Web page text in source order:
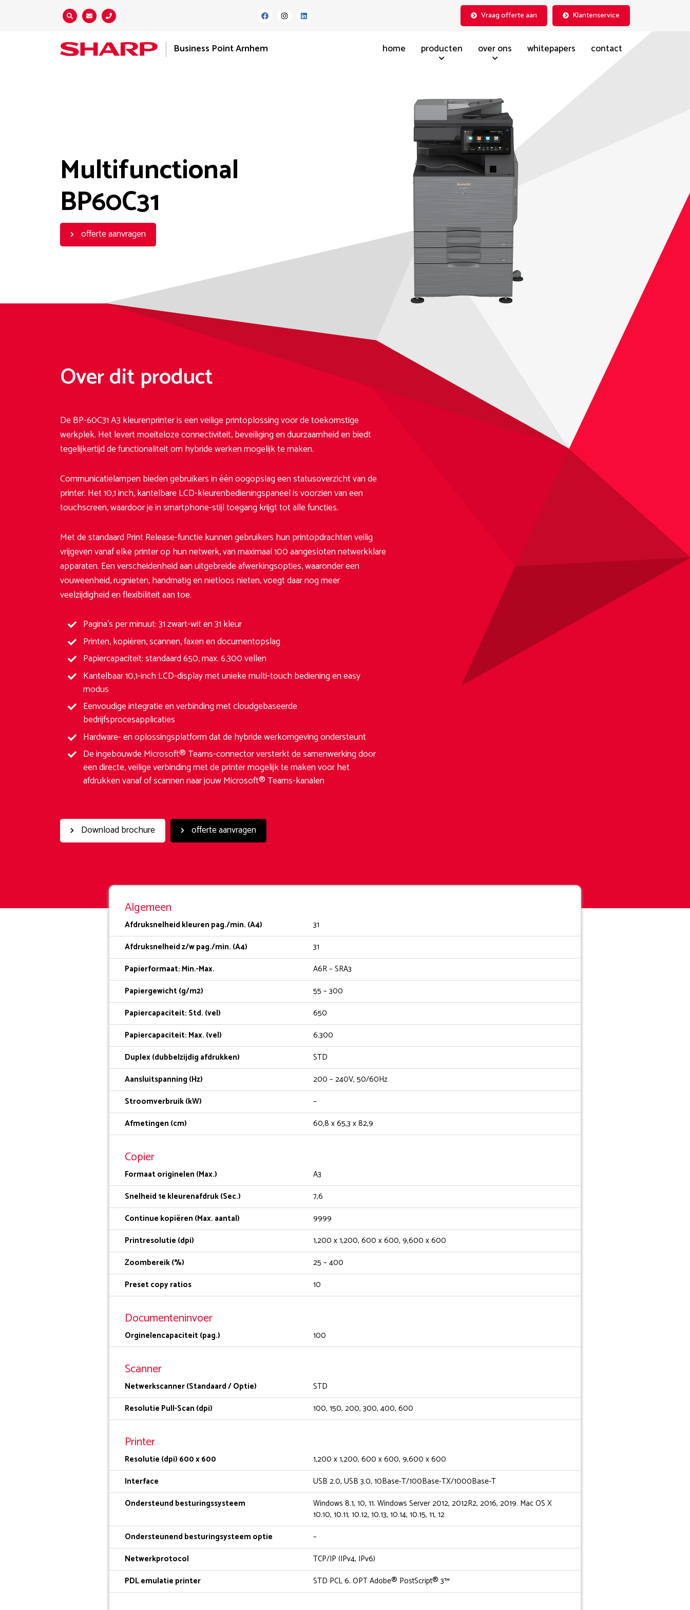
Zoeken... Vraag offerte aan Klantenservice
Business Point Arnhem home producten over ons whitepapers contact
Multifunctional
BP60C31
offerte aanvragen
Over dit product
De BP-60C31 A3 kleurenprinter is een veilige printoplossing voor de toekomstige
werkplek. Het levert moeiteloze connectiviteit, beveiliging en duurzaamheid en biedt
tegelijkertijd de functionaliteit om hybride werken mogelijk te maken.
Communicatielampen bieden gebruikers in één oogopslag een statusoverzicht van de
printer. Het 10,1 inch, kantelbare LCD-kleurenbedieningspaneel is voorzien van een
touchscreen, waardoor je in smartphone-stijl toegang krijgt tot alle functies.
Met de standaard Print Release-functie kunnen gebruikers hun printopdrachten veilig
vrijgeven vanaf elke printer op hun netwerk, van maximaal 100 aangesloten netwerkklare
apparaten. Een verscheidenheid aan uitgebreide afwerkingsopties, waaronder een
vouweenheid, rugnieten, handmatig en nietloos nieten, voegt daar nog meer
veelzijdigheid en flexibiliteit aan toe.
Pagina’s per minuut: 31 zwart-wit en 31 kleur
Printen, kopiëren, scannen, faxen en documentopslag
Papiercapaciteit: standaard 650, max. 6.300 vellen
Kantelbaar 10,1-inch LCD-display met unieke multi-touch bediening en easy
modus
Eenvoudige integratie en verbinding met cloudgebaseerde
bedrijfsprocesapplicaties
Hardware- en oplossingsplatform dat de hybride werkomgeving ondersteunt
De ingebouwde Microsoft® Teams-connector versterkt de samenwerking door
een directe, veilige verbinding met de printer mogelijk te maken voor het
afdrukken vanaf of scannen naar jouw Microsoft® Teams-kanalen
Download brochure offerte aanvragen
Algemeen
Afdruksnelheid kleuren pag./min. (A4)
31
Afdruksnelheid z/w pag./min. (A4)
31
Papierformaat: Min.-Max.
A6R – SRA3
Papiergewicht (g/m2)
55 – 300
Papiercapaciteit: Std. (vel)
650
Papiercapaciteit: Max. (vel)
6.300
Duplex (dubbelzijdig afdrukken)
STD
Aansluitspanning (Hz)
200 – 240V, 50/60Hz
Stroomverbruik (kW)
–
Afmetingen (cm)
60,8 x 65,3 x 82,9
Copier
Formaat originelen (Max.)
A3
Snelheid 1e kleurenafdruk (Sec.)
7,6
Continue kopiëren (Max. aantal)
9999
Printresolutie (dpi)
1,200 x 1,200, 600 x 600, 9,600 x 600
Zoombereik (%)
25 – 400
Preset copy ratios
10
Documenteninvoer
Orginelencapaciteit (pag.) 100
Scanner
Netwerkscanner (Standaard / Optie)
STD
Resolutie Pull-Scan (dpi)
100, 150, 200, 300, 400, 600
Printer
Resolutie (dpi) 600 x 600
1,200 x 1,200, 600 x 600, 9,600 x 600
Interface
USB 2.0, USB 3.0, 10Base-T/100Base-TX/1000Base-T
Ondersteund besturingssysteem
Windows 8.1, 10, 11. Windows Server 2012, 2012R2, 2016, 2019. Mac OS X
10.10, 10.11, 10.12, 10.13, 10.14, 10.15, 11, 12
Ondersteunend besturingsysteem optie
–
Netwerkprotocol
TCP/IP (IPv4, IPv6)
PDL emulatie printer
STD PCL 6. OPT Adobe® PostScript® 3™